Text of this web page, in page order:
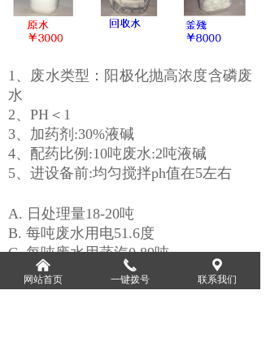
1、废水类型：阳极化抛高浓度含磷废
水
2、PH＜1
3、加药剂:30%液碱
4、配药比例:10吨废水:2吨液碱
5、进设备前:均匀搅拌ph值在5左右
A. 日处理量18-20吨
B. 每吨废水用电51.6度
C. 每吨废水用蒸汽0.89吨
D. 每吨废水用自来水:2吨
E. 每吨废水:排渣0.11吨
낀
网站首页
끅
一键拨号
끇
联系我们